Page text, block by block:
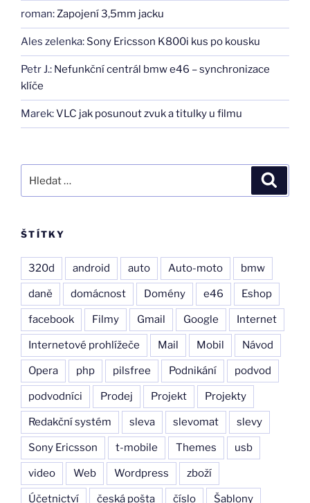
roman:Zapojení 3,5mm jacku
Ales zelenka: Sony Ericsson K800i kus po kousku
Petr J.: Nefunkční centrál bmw e46 – synchronizace
klíče
Marek:VLC jak posunout zvuk a titulky u filmu
ŠTÍTKY
320d android auto Auto-moto bmw
daně domácnost Domény e46 Eshop
facebook Filmy Gmail Google Internet
Internetové prohlížeče Mail Mobil Návod
Opera php pilsfree Podnikání podvod
podvodníci Prodej Projekt Projekty
Redakční systém sleva slevomat slevy
Sony Ericsson t-mobile Themes usb
video Web Wordpress zboží
Účetnictví česká pošta číslo Šablony